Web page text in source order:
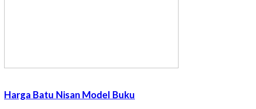
Harga Batu Nisan Model Buku